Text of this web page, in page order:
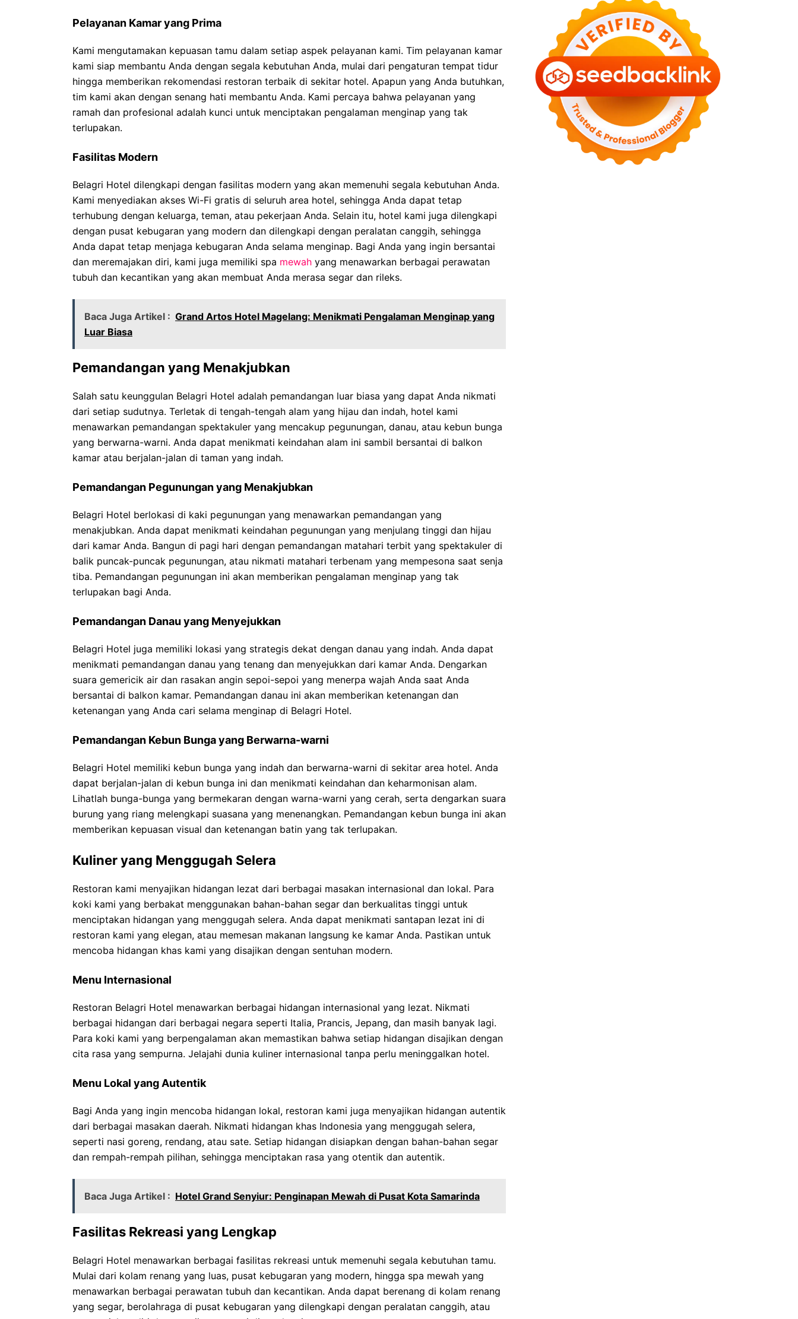
Pelayanan Kamar yang Prima
Kami mengutamakan kepuasan tamu dalam setiap aspek pelayanan kami. Tim pelayanan kamar
kami siap membantu Anda dengan segala kebutuhan Anda, mulai dari pengaturan tempat tidur
hingga memberikan rekomendasi restoran terbaik di sekitar hotel. Apapun yang Anda butuhkan,
tim kami akan dengan senang hati membantu Anda. Kami percaya bahwa pelayanan yang
ramah dan profesional adalah kunci untuk menciptakan pengalaman menginap yang tak
terlupakan.
Fasilitas Modern
Belagri Hotel dilengkapi dengan fasilitas modern yang akan memenuhi segala kebutuhan Anda.
Kami menyediakan akses Wi-Fi gratis di seluruh area hotel, sehingga Anda dapat tetap
terhubung dengan keluarga, teman, atau pekerjaan Anda. Selain itu, hotel kami juga dilengkapi
dengan pusat kebugaran yang modern dan dilengkapi dengan peralatan canggih, sehingga
Anda dapat tetap menjaga kebugaran Anda selama menginap. Bagi Anda yang ingin bersantai
dan meremajakan diri, kami juga memiliki spa mewah yang menawarkan berbagai perawatan
tubuh dan kecantikan yang akan membuat Anda merasa segar dan rileks.
Baca Juga Artikel : Grand Artos Hotel Magelang: Menikmati Pengalaman Menginap yang
Luar Biasa
Pemandangan yang Menakjubkan
Salah satu keunggulan Belagri Hotel adalah pemandangan luar biasa yang dapat Anda nikmati
dari setiap sudutnya. Terletak di tengah-tengah alam yang hijau dan indah, hotel kami
menawarkan pemandangan spektakuler yang mencakup pegunungan, danau, atau kebun bunga
yang berwarna-warni. Anda dapat menikmati keindahan alam ini sambil bersantai di balkon
kamar atau berjalan-jalan di taman yang indah.
Pemandangan Pegunungan yang Menakjubkan
Belagri Hotel berlokasi di kaki pegunungan yang menawarkan pemandangan yang
menakjubkan. Anda dapat menikmati keindahan pegunungan yang menjulang tinggi dan hijau
dari kamar Anda. Bangun di pagi hari dengan pemandangan matahari terbit yang spektakuler di
balik puncak-puncak pegunungan, atau nikmati matahari terbenam yang mempesona saat senja
tiba. Pemandangan pegunungan ini akan memberikan pengalaman menginap yang tak
terlupakan bagi Anda.
Pemandangan Danau yang Menyejukkan
Belagri Hotel juga memiliki lokasi yang strategis dekat dengan danau yang indah. Anda dapat
menikmati pemandangan danau yang tenang dan menyejukkan dari kamar Anda. Dengarkan
suara gemericik air dan rasakan angin sepoi-sepoi yang menerpa wajah Anda saat Anda
bersantai di balkon kamar. Pemandangan danau ini akan memberikan ketenangan dan
ketenangan yang Anda cari selama menginap di Belagri Hotel.
Pemandangan Kebun Bunga yang Berwarna-warni
Belagri Hotel memiliki kebun bunga yang indah dan berwarna-warni di sekitar area hotel. Anda
dapat berjalan-jalan di kebun bunga ini dan menikmati keindahan dan keharmonisan alam.
Lihatlah bunga-bunga yang bermekaran dengan warna-warni yang cerah, serta dengarkan suara
burung yang riang melengkapi suasana yang menenangkan. Pemandangan kebun bunga ini akan
memberikan kepuasan visual dan ketenangan batin yang tak terlupakan.
Kuliner yang Menggugah Selera
Restoran kami menyajikan hidangan lezat dari berbagai masakan internasional dan lokal. Para
koki kami yang berbakat menggunakan bahan-bahan segar dan berkualitas tinggi untuk
menciptakan hidangan yang menggugah selera. Anda dapat menikmati santapan lezat ini di
restoran kami yang elegan, atau memesan makanan langsung ke kamar Anda. Pastikan untuk
mencoba hidangan khas kami yang disajikan dengan sentuhan modern.
Menu Internasional
Restoran Belagri Hotel menawarkan berbagai hidangan internasional yang lezat. Nikmati
berbagai hidangan dari berbagai negara seperti Italia, Prancis, Jepang, dan masih banyak lagi.
Para koki kami yang berpengalaman akan memastikan bahwa setiap hidangan disajikan dengan
cita rasa yang sempurna. Jelajahi dunia kuliner internasional tanpa perlu meninggalkan hotel.
Menu Lokal yang Autentik
Bagi Anda yang ingin mencoba hidangan lokal, restoran kami juga menyajikan hidangan autentik
dari berbagai masakan daerah. Nikmati hidangan khas Indonesia yang menggugah selera,
seperti nasi goreng, rendang, atau sate. Setiap hidangan disiapkan dengan bahan-bahan segar
dan rempah-rempah pilihan, sehingga menciptakan rasa yang otentik dan autentik.
Baca Juga Artikel : Hotel Grand Senyiur: Penginapan Mewah di Pusat Kota Samarinda
Fasilitas Rekreasi yang Lengkap
Belagri Hotel menawarkan berbagai fasilitas rekreasi untuk memenuhi segala kebutuhan tamu.
Mulai dari kolam renang yang luas, pusat kebugaran yang modern, hingga spa mewah yang
menawarkan berbagai perawatan tubuh dan kecantikan. Anda dapat berenang di kolam renang
yang segar, berolahraga di pusat kebugaran yang dilengkapi dengan peralatan canggih, atau